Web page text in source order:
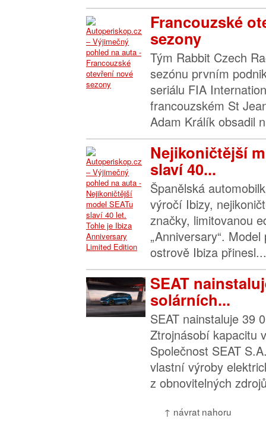
Francouzské
sezony
Tým Rabbit Czech
sezónu prvním
seriálu FIA
francouzském St
Adam Králík obsadil
Nejikoničtější
slaví 40...
Španělská
výročí Ibizy,
značky, limitovanou
„Anniversary“.
ostrově Ibiza přinesl...
SEAT
solárních...
SEAT nainstaluje 39
Ztrojnásobí kapacitu
Společnost SEAT
vlastní výroby
z obnovitelných
↑ návrat nahoru